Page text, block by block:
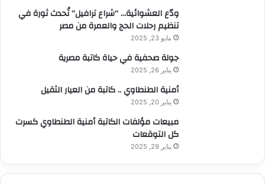
ودّع العشوائية… “شراع ترافيل” تُحدث ثورة في
تنظيم رحلات الحج والعمرة من مصر
مايو 23, 2025
جولة صحفية في حياة كاتبة مصرية
يناير 26, 2025
أمنية الطنطاوي .. كاتبة من العيار الثقيل
يناير 20, 2025
مبيعات مؤلفات الكاتبة أمنية الطنطاوي كسرت
كل التوقعات
يناير 29, 2025